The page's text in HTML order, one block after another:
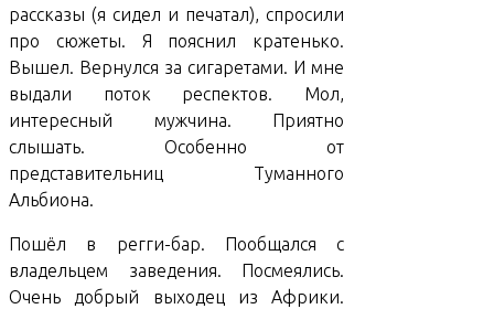
рассказы (я сидел и печатал), спросили
про сюжеты. Я пояснил кратенько.
Вышел. Вернулся за сигаретами. И мне
выдали поток респектов. Мол,
интересный мужчина. Приятно
слышать. Особенно от
представительниц Туманного
Альбиона.
Пошёл в регги-бар. Пообщался с
владельцем заведения. Посмеялись.
Очень добрый выходец из Африки.